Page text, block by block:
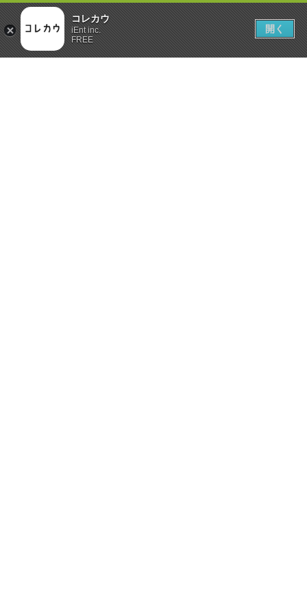
コレカウ
iEnt inc.
FREE
開く